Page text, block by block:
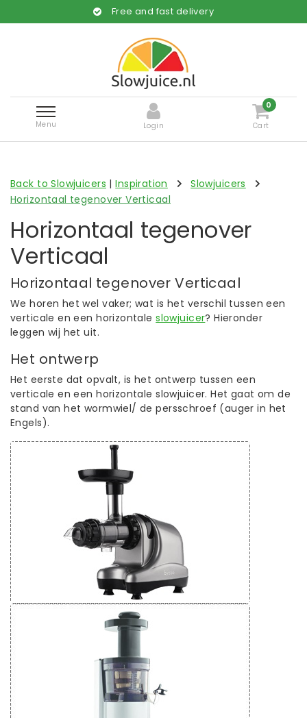
Free and fast delivery
Menu Login
0
Cart
Back to Slowjuicers |Inspiration
Slowjuicers
Horizontaal tegenover Verticaal
Horizontaal tegenover
Verticaal
Horizontaal tegenover Verticaal
We horen het wel vaker; wat is het verschil tussen een
verticale en een horizontaleslowjuicer? Hieronder
leggen wij het uit.
Het ontwerp
Het eerste dat opvalt, is het ontwerp tussen een
verticale en een horizontale slowjuicer. Het gaat om de
stand van het wormwiel/ de persschroef (auger in het
Engels).